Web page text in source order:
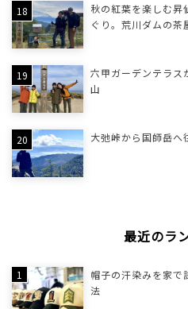
秋の紅葉を楽しむ昇
ぐり。荒川ダムの茶
六甲ガーデンテラス
山
大弛峠から国師岳へ
最近のラ
帽子の汗染みを家で
法